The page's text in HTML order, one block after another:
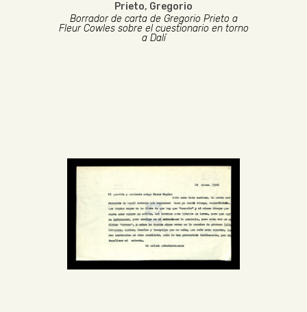
Prieto, Gregorio
Borrador de carta de Gregorio Prieto a
Fleur Cowles sobre el cuestionario en torno
a Dalí